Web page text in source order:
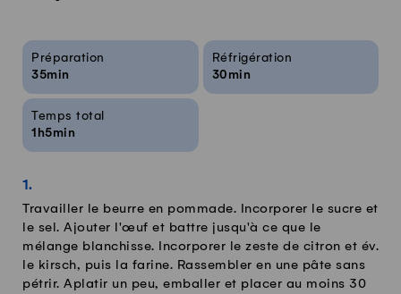
Infos sur la recette
Préparation
35min
Réfrigération
30min
Temps total
1h5min
Travailler le beurre en pommade. Incorporer le sucre et
le sel. Ajouter l'œuf et battre jusqu'à ce que le
mélange blanchisse. Incorporer le zeste de citron et év.
le kirsch, puis la farine. Rassembler en une pâte sans
pétrir. Aplatir un peu, emballer et placer au moins 30